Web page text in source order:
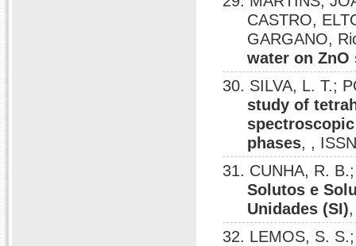
CASTRO,
GARGANO,
water on ZnO
30. SILVA, L. T.;
study of
phases, ,
31. CUNHA, R.
Solutos e
Unidades (SI)
32. LEMOS, S.